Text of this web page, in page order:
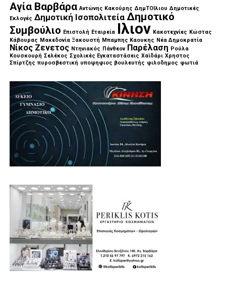
Αγία Βαρβάρα Αντώνης Κακούρης ΔημΤΟΙλιου Δημοτικές
Εκλογές Δημοτική Ισοπολιτεία Δημοτικό
Συμβούλιο Επιστολή Εταιρεία Ιλιον Κακοτεχνίες Κώστας
Κάβουρας Μακεδονία Ξακουστή Μπαμπης Καουκης Νέα Δημοκρατία
Νίκος Ζενετος Ντηνιακός Πάνθεον Παρέλαση Ρούλα
Κουσκουρή Σελέκος Σχολικές Εγκαταστάσεις Χαϊδάρι Χρηστος
Σπίρτζης πυροσβεστική υποψηφιος βουλευτής φιλοδημος φωτιά